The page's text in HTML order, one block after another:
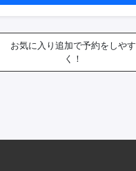
お気に入り追加で予約をしやす
く！